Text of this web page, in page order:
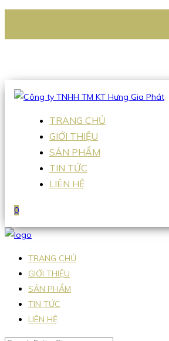
Hotline:0938 336 079
TRANG CHỦ
GIỚI THIỆU
SẢN PHẨM
TIN TỨC
LIÊN HỆ
0
TRANG CHỦ
GIỚI THIỆU
SẢN PHẨM
TIN TỨC
LIÊN HỆ